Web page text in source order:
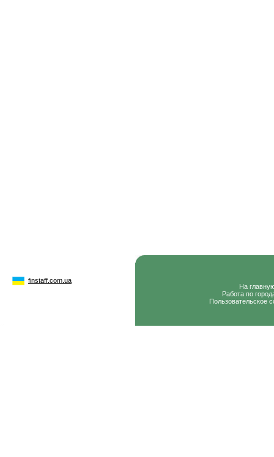
finstaff.com.ua
На
Работа по
Пользовательское